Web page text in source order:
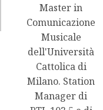
Master in
Comunicazione
Musicale
dell'Università
Cattolica di
Milano. Station
Manager di